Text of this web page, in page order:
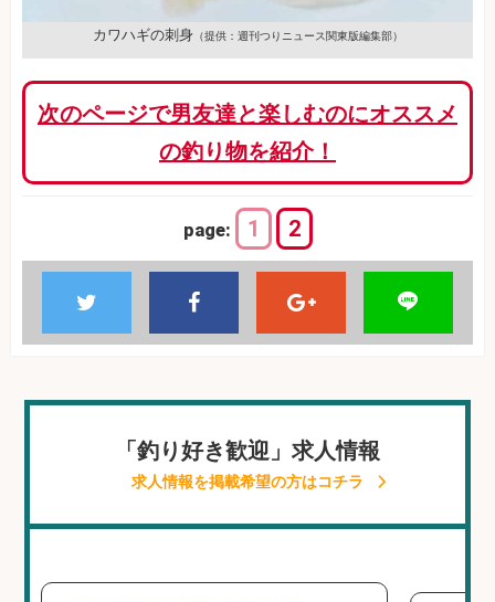
カワハギの刺身（提供：週刊つりニュース関東版編集部）
次のページで男友達と楽しむのにオススメ
の釣り物を紹介！
page: 1 2
「釣り好き歓迎」求人情報
求人情報を掲載希望の方はコチラ